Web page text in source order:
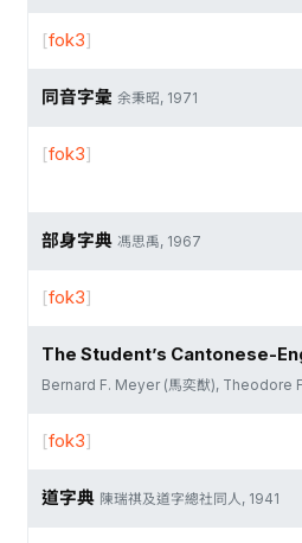
[fok3]
同音字彙 余秉昭, 1971
[fok3]
部身字典 馮思禹, 1967
[fok3]
The Student’s Cantonese-
Bernard F. Meyer (馬奕猷), Theodore
[fok3]
道字典 陳瑞祺及道字總社同人, 1941